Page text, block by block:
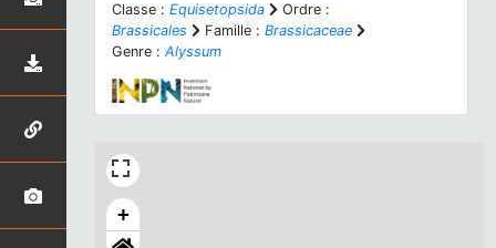
Classe : Equisetopsida
Ordre :
Brassicales
Famille : Brassicaceae
Genre : Alyssum
+